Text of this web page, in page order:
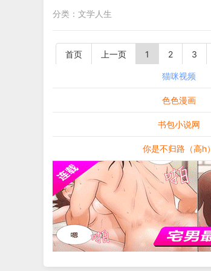
分类： 文学人生
首页 上一页 1 2 3
猫咪视频
色色漫画
书包小说网
你是不归路（高h）